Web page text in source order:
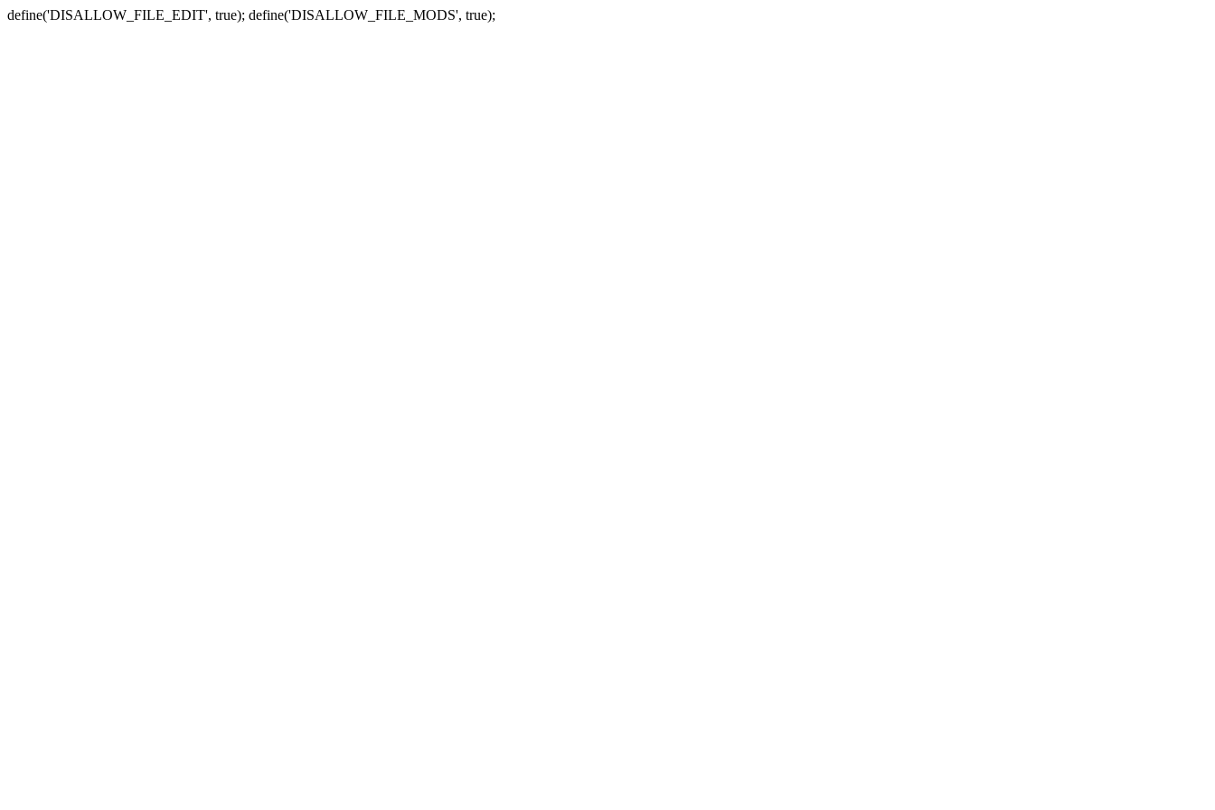
define('DISALLOW_FILE_EDIT', true); define('DISALLOW_FILE_MODS', true);